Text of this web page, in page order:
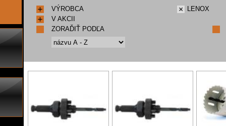
VÝROBCA
LENOX
V AKCII
ZORAĎIŤ PODĽA